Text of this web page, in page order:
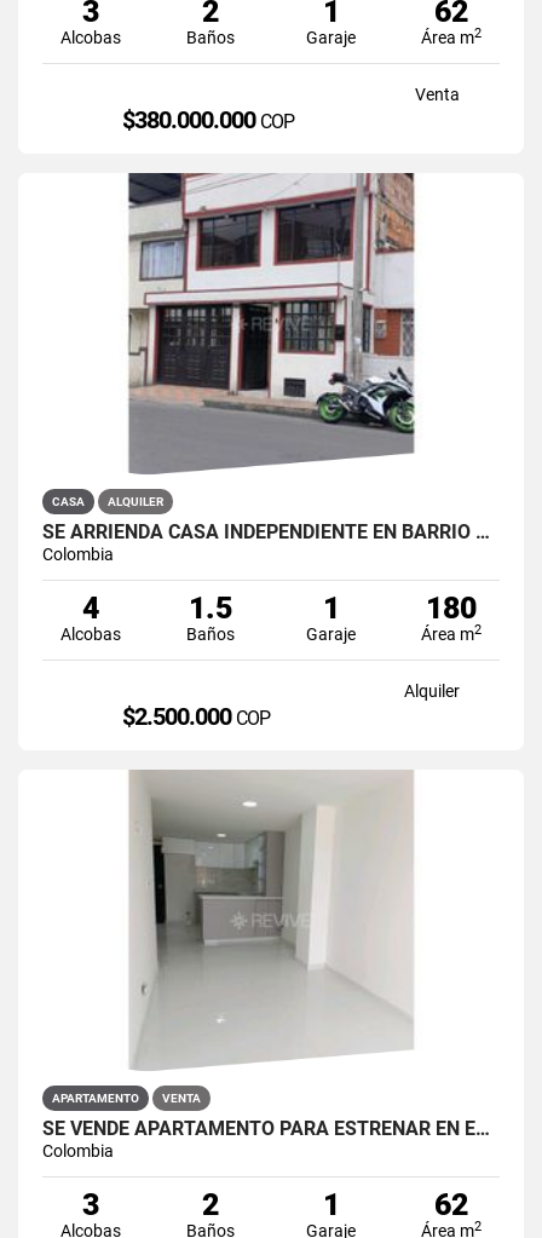
3
Alcobas
2
Baños
1
Garaje
62
Área m2
Venta
$380.000.000 COP
CASA ALQUILER
SE ARRIENDA CASA INDEPENDIENTE EN BARRIO QUIROGA SUR
Colombia
4
Alcobas
1.5
Baños
1
Garaje
180
Área m2
Alquiler
$2.500.000 COP
APARTAMENTO VENTA
SE VENDE APARTAMENTO PARA ESTRENAR EN EL BARRIO RESTREPO
Colombia
3
Alcobas
2
Baños
1
Garaje
62
Área m2